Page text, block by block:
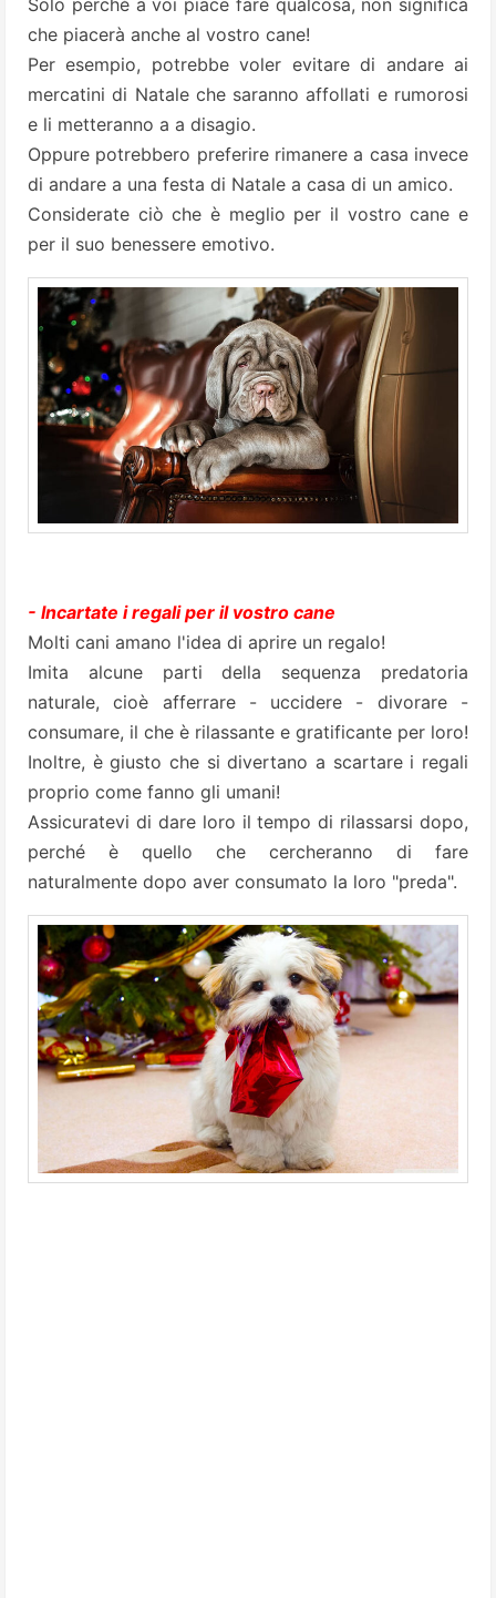
Solo perché a voi piace fare qualcosa, non significa
che piacerà anche al vostro cane!
Per esempio, potrebbe voler evitare di andare ai
mercatini di Natale che saranno affollati e rumorosi
e li metteranno a a disagio.
Oppure potrebbero preferire rimanere a casa invece
di andare a una festa di Natale a casa di un amico.
Considerate ciò che è meglio per il vostro cane e
per il suo benessere emotivo.
- Incartate i regali per il vostro cane
Molti cani amano l'idea di aprire un regalo!
Imita alcune parti della sequenza predatoria
naturale, cioè afferrare - uccidere - divorare -
consumare, il che è rilassante e gratificante per loro!
Inoltre, è giusto che si divertano a scartare i regali
proprio come fanno gli umani!
Assicuratevi di dare loro il tempo di rilassarsi dopo,
perché è quello che cercheranno di fare
naturalmente dopo aver consumato la loro "preda".